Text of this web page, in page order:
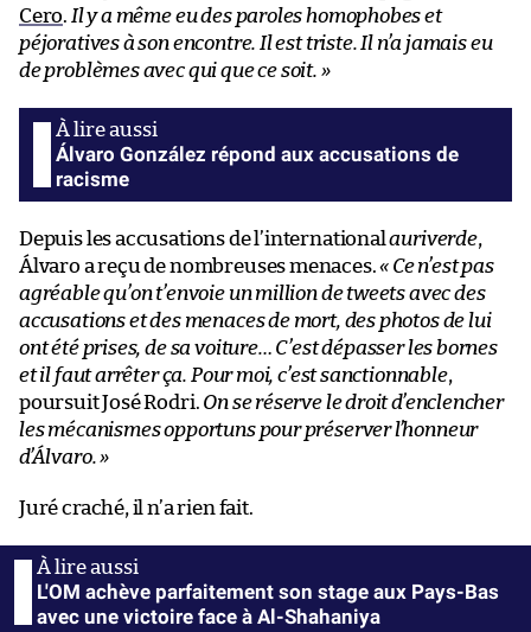
Cero. Il y a même eu des paroles homophobes et
péjoratives à son encontre. Il est triste. Il n’a jamais eu
de problèmes avec qui que ce soit. »
Álvaro González répond aux accusations de
racisme
Depuis les accusations de l’internationalauriverde,
Álvaro a reçu de nombreuses menaces.« Ce n’est pas
agréable qu’on t’envoie un million de tweets avec des
accusations et des menaces de mort, des photos de lui
ont été prises, de sa voiture… C’est dépasser les bornes
et il faut arrêter ça. Pour moi, c’est sanctionnable,
poursuit José Rodri. On se réserve le droit d’enclencher
les mécanismes opportuns pour préserver l’honneur
d’Álvaro. »
Juré craché, il n’a rien fait.
L'OM achève parfaitement son stage aux Pays-Bas
avec une victoire face à Al-Shahaniya